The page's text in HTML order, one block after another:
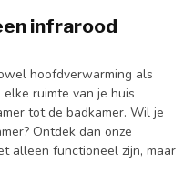
infrarood
hoofdverwarming als
ruimte van je huis
tot de badkamer. Wil je
Ontdek dan onze
alleen functioneel zijn, maar